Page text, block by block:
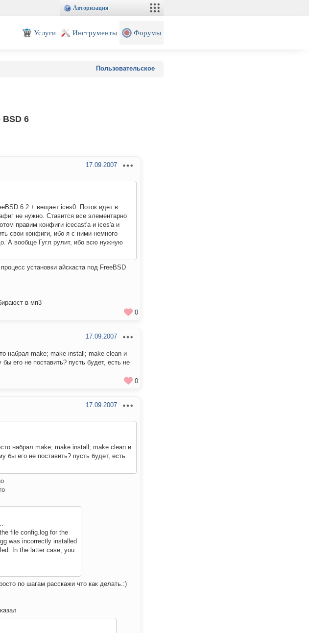
Авторизация
Услуги Инструменты Форумы
Пользовательское
BSD 6
17.09.2007
6.2 + вещает ices0. Поток идет в
не нужно. Ставится все элементарно
правим конфиги icecast'а и ices'а и
свои конфиги, ибо я с ними немного
А вообще Гугл рулит, ибо всю нужную
установки айскаста под FreeBSD
в мп3
0
17.09.2007
набрал make; make install; make clean и
его не поставить? пусть будет, есть не
0
17.09.2007
набрал make; make install; make clean и
бы его не поставить? пусть будет, есть
file config.log for the
was incorrectly installed
In the latter case, you
по шагам расскажи что как делать.:)